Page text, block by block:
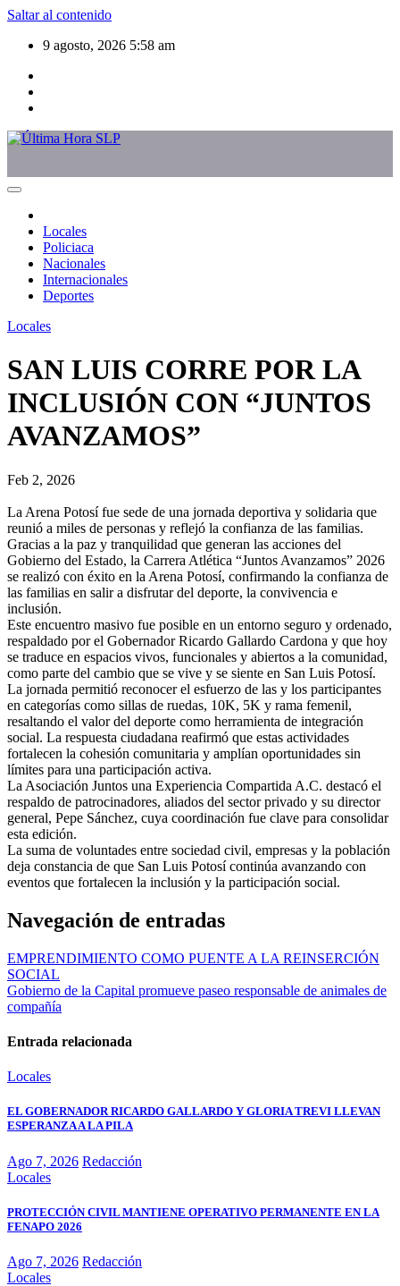
Saltar al contenido
9 agosto, 2026 5:58 am
Locales
Policiaca
Nacionales
Internacionales
Deportes
Locales
SAN LUIS CORRE POR LA
INCLUSIÓN CON “JUNTOS
AVANZAMOS”
Feb 2, 2026
La Arena Potosí fue sede de una jornada deportiva y solidaria que
reunió a miles de personas y reflejó la confianza de las familias.
Gracias a la paz y tranquilidad que generan las acciones del
Gobierno del Estado, la Carrera Atlética “Juntos Avanzamos” 2026
se realizó con éxito en la Arena Potosí, confirmando la confianza de
las familias en salir a disfrutar del deporte, la convivencia e
inclusión.
Este encuentro masivo fue posible en un entorno seguro y ordenado,
respaldado por el Gobernador Ricardo Gallardo Cardona y que hoy
se traduce en espacios vivos, funcionales y abiertos a la comunidad,
como parte del cambio que se vive y se siente en San Luis Potosí.
La jornada permitió reconocer el esfuerzo de las y los participantes
en categorías como sillas de ruedas, 10K, 5K y rama femenil,
resaltando el valor del deporte como herramienta de integración
social. La respuesta ciudadana reafirmó que estas actividades
fortalecen la cohesión comunitaria y amplían oportunidades sin
límites para una participación activa.
La Asociación Juntos una Experiencia Compartida A.C. destacó el
respaldo de patrocinadores, aliados del sector privado y su director
general, Pepe Sánchez, cuya coordinación fue clave para consolidar
esta edición.
La suma de voluntades entre sociedad civil, empresas y la población
deja constancia de que San Luis Potosí continúa avanzando con
eventos que fortalecen la inclusión y la participación social.
Navegación de entradas
EMPRENDIMIENTO COMO PUENTE A LA REINSERCIÓN
SOCIAL
Gobierno de la Capital promueve paseo responsable de animales de
compañía
Entrada relacionada
Locales
EL GOBERNADOR RICARDO GALLARDO Y GLORIA TREVI LLEVAN
ESPERANZA A LA PILA
Ago 7, 2026 Redacción
Locales
PROTECCIÓN CIVIL MANTIENE OPERATIVO PERMANENTE EN LA
FENAPO 2026
Ago 7, 2026 Redacción
Locales